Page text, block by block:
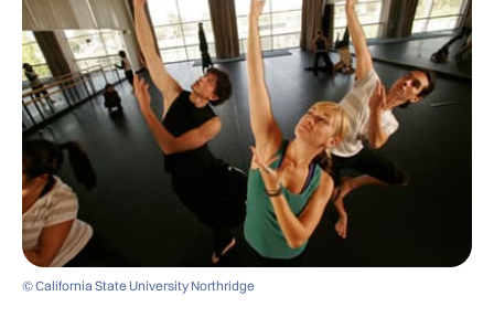
© California State University Northridge